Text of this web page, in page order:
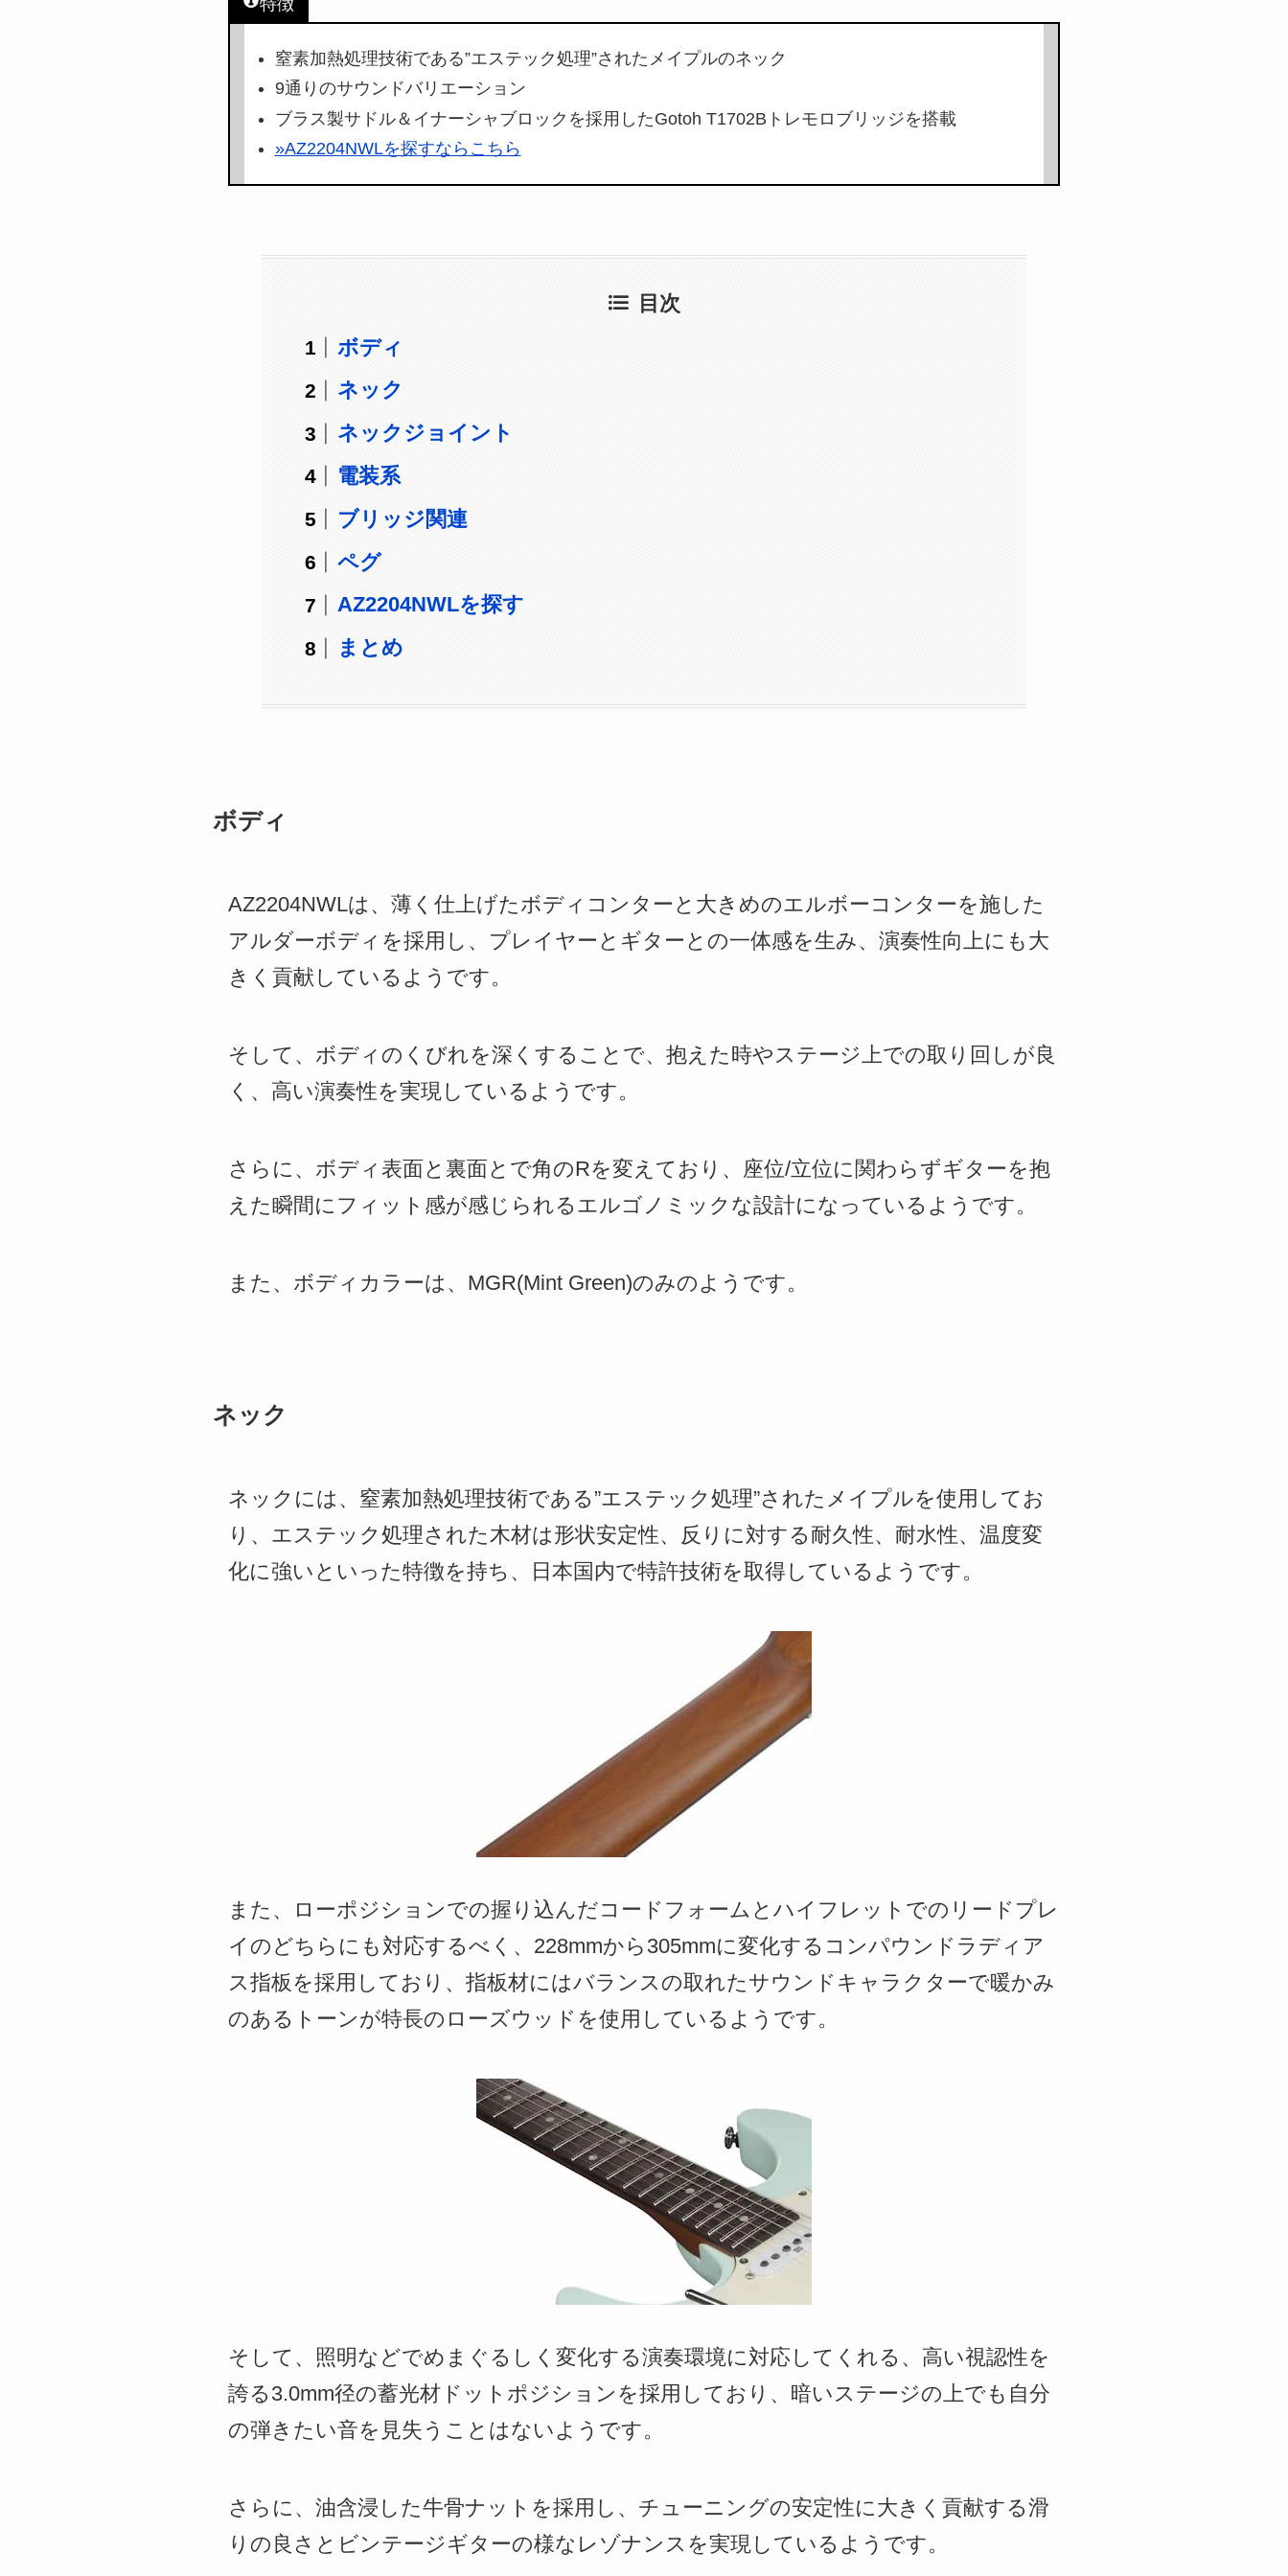
特徴
窒素加熱処理技術である”エステック処理”されたメイプルのネック
9通りのサウンドバリエーション
ブラス製サドル＆イナーシャブロックを採用したGotoh T1702Bトレモロブリッジを搭載
»AZ2204NWLを探すならこちら
目次
ボディ
ネック
ネックジョイント
電装系
ブリッジ関連
ペグ
AZ2204NWLを探す
まとめ
ボディ
AZ2204NWLは、薄く仕上げたボディコンターと大きめのエルボーコンターを施した
アルダーボディを採用し、プレイヤーとギターとの一体感を生み、演奏性向上にも大
きく貢献しているようです。
そして、ボディのくびれを深くすることで、抱えた時やステージ上での取り回しが良
く、高い演奏性を実現しているようです。
さらに、ボディ表面と裏面とで角のRを変えており、座位/立位に関わらずギターを抱
えた瞬間にフィット感が感じられるエルゴノミックな設計になっているようです。
また、ボディカラーは、MGR(Mint Green)のみのようです。
ネック
ネックには、窒素加熱処理技術である”エステック処理”されたメイプルを使用してお
り、エステック処理された木材は形状安定性、反りに対する耐久性、耐水性、温度変
化に強いといった特徴を持ち、日本国内で特許技術を取得しているようです。
また、ローポジションでの握り込んだコードフォームとハイフレットでのリードプレ
イのどちらにも対応するべく、228mmから305mmに変化するコンパウンドラディア
ス指板を採用しており、指板材にはバランスの取れたサウンドキャラクターで暖かみ
のあるトーンが特長のローズウッドを使用しているようです。
そして、照明などでめまぐるしく変化する演奏環境に対応してくれる、高い視認性を
誇る3.0mm径の蓄光材ドットポジションを採用しており、暗いステージの上でも自分
の弾きたい音を見失うことはないようです。
さらに、油含浸した牛骨ナットを採用し、チューニングの安定性に大きく貢献する滑
りの良さとビンテージギターの様なレゾナンスを実現しているようです。